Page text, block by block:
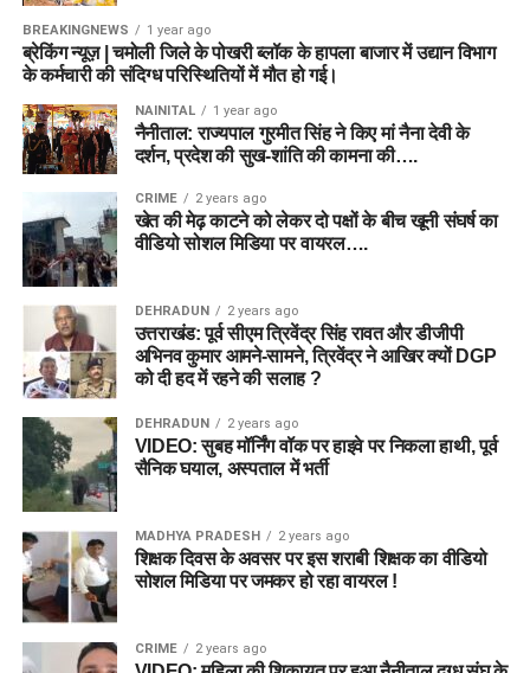
BREAKINGNEWS 1 year ago
ब्रेकिंग न्यूज़ | चमोली जिले के पोखरी ब्लॉक के हापला बाजार में उद्यान विभाग
के कर्मचारी की संदिग्ध परिस्थितियों में मौत हो गई।
NAINITAL 1 year ago
नैनीताल: राज्यपाल गुरमीत सिंह ने किए मां नैना देवी के
दर्शन, प्रदेश की सुख-शांति की कामना की….
CRIME 2 years ago
खेत की मेढ़ काटने को लेकर दो पक्षों के बीच खूनी संघर्ष का
वीडियो सोशल मिडिया पर वायरल….
DEHRADUN 2 years ago
उत्तराखंड: पूर्व सीएम त्रिवेंद्र सिंह रावत और डीजीपी
अभिनव कुमार आमने-सामने, त्रिवेंद्र ने आखिर क्यों DGP
को दी हद में रहने की सलाह ?
DEHRADUN 2 years ago
VIDEO: सुबह मॉर्निंग वॉक पर हाइवे पर निकला हाथी, पूर्व
सैनिक घयाल, अस्पताल में भर्ती
MADHYA PRADESH 2 years ago
शिक्षक दिवस के अवसर पर इस शराबी शिक्षक का वीडियो
सोशल मिडिया पर जमकर हो रहा वायरल !
CRIME 2 years ago